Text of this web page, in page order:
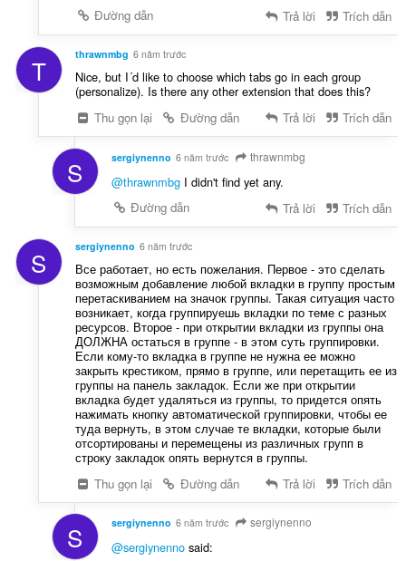
Đường dẫn
Trả lời Trích dẫn
T thrawnmbg 6 năm trước
Nice, but I´d like to choose which tabs go in each group
(personalize). Is there any other extension that does this?
Thu gọn lại
Đường dẫn Trả lời Trích dẫn
S sergiynenno 6 năm trước thrawnmbg
@thrawnmbgI didn't find yet any.
Đường dẫn
Trả lời Trích dẫn
S sergiynenno 6 năm trước
Все работает, но есть пожелания. Первое - это сделать
возможным добавление любой вкладки в группу простым
перетаскиванием на значок группы. Такая ситуация часто
возникает, когда группируешь вкладки по теме с разных
ресурсов. Второе - при открытии вкладки из группы она
ДОЛЖНА остаться в группе - в этом суть группировки.
Если кому-то вкладка в группе не нужна ее можно
закрыть крестиком, прямо в группе, или перетащить ее из
группы на панель закладок. Если же при открытии
вкладка будет удаляться из группы, то придется опять
нажимать кнопку автоматической группировки, чтобы ее
туда вернуть, в этом случае те вкладки, которые были
отсортированы и перемещены из различных групп в
строку закладок опять вернутся в группы.
Thu gọn lại
Đường dẫn Trả lời Trích dẫn
S sergiynenno 6 năm trước sergiynenno
@sergiynennosaid: